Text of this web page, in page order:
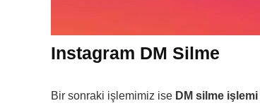
Instagram DM Silme
Bir sonraki işlemimiz ise DM silme işlemi